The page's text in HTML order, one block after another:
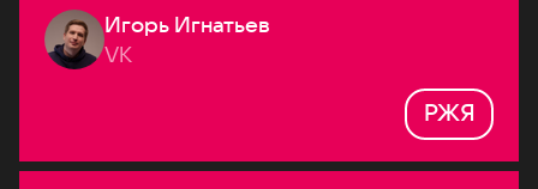
Игорь Игнатьев
VK
РЖЯ